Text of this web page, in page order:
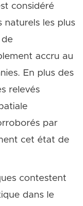
considéré
naturels les plus
de
accru au
En plus des
relevés
par
cet état de
contestent
dans le